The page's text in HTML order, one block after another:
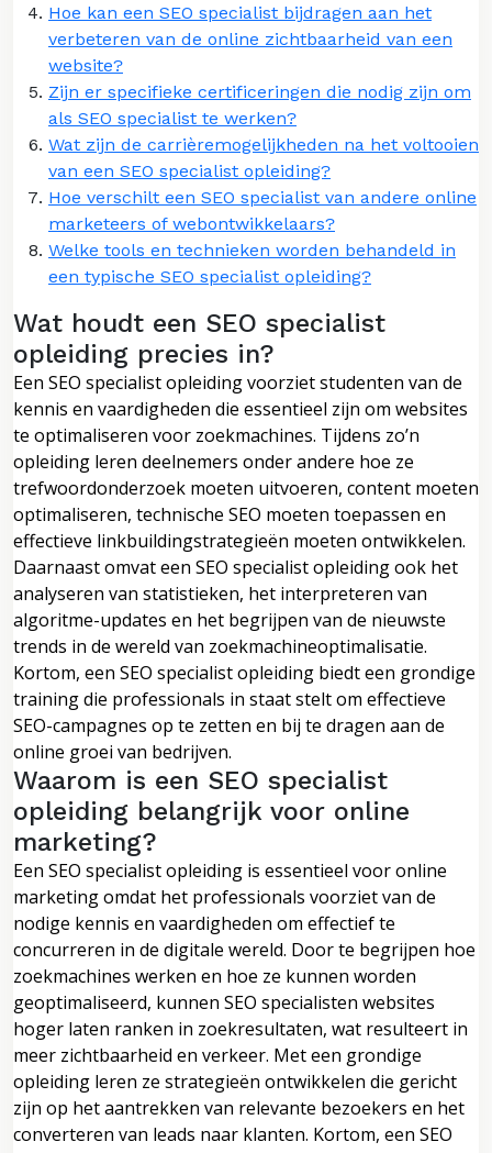
Hoe kan een SEO specialist bijdragen aan het
verbeteren van de online zichtbaarheid van een
website?
Zijn er specifieke certificeringen die nodig zijn om
als SEO specialist te werken?
Wat zijn de carrièremogelijkheden na het voltooien
van een SEO specialist opleiding?
Hoe verschilt een SEO specialist van andere online
marketeers of webontwikkelaars?
Welke tools en technieken worden behandeld in
een typische SEO specialist opleiding?
Wat houdt een SEO specialist
opleiding precies in?
Een SEO specialist opleiding voorziet studenten van de
kennis en vaardigheden die essentieel zijn om websites
te optimaliseren voor zoekmachines. Tijdens zo’n
opleiding leren deelnemers onder andere hoe ze
trefwoordonderzoek moeten uitvoeren, content moeten
optimaliseren, technische SEO moeten toepassen en
effectieve linkbuildingstrategieën moeten ontwikkelen.
Daarnaast omvat een SEO specialist opleiding ook het
analyseren van statistieken, het interpreteren van
algoritme-updates en het begrijpen van de nieuwste
trends in de wereld van zoekmachineoptimalisatie.
Kortom, een SEO specialist opleiding biedt een grondige
training die professionals in staat stelt om effectieve
SEO-campagnes op te zetten en bij te dragen aan de
online groei van bedrijven.
Waarom is een SEO specialist
opleiding belangrijk voor online
marketing?
Een SEO specialist opleiding is essentieel voor online
marketing omdat het professionals voorziet van de
nodige kennis en vaardigheden om effectief te
concurreren in de digitale wereld. Door te begrijpen hoe
zoekmachines werken en hoe ze kunnen worden
geoptimaliseerd, kunnen SEO specialisten websites
hoger laten ranken in zoekresultaten, wat resulteert in
meer zichtbaarheid en verkeer. Met een grondige
opleiding leren ze strategieën ontwikkelen die gericht
zijn op het aantrekken van relevante bezoekers en het
converteren van leads naar klanten. Kortom, een SEO